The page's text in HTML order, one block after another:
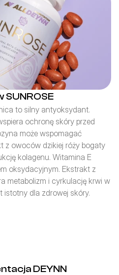
SUNROSE
to silny antyoksydant.
ochronę skóry przed
może wspomagać
z owoców dzikiej róży bogaty
kolagenu. Witamina E
oksydacyjnym. Ekstrakt z
metabolizm i cyrkulację krwi w
istotny dla zdrowej skóry.
DEYNN